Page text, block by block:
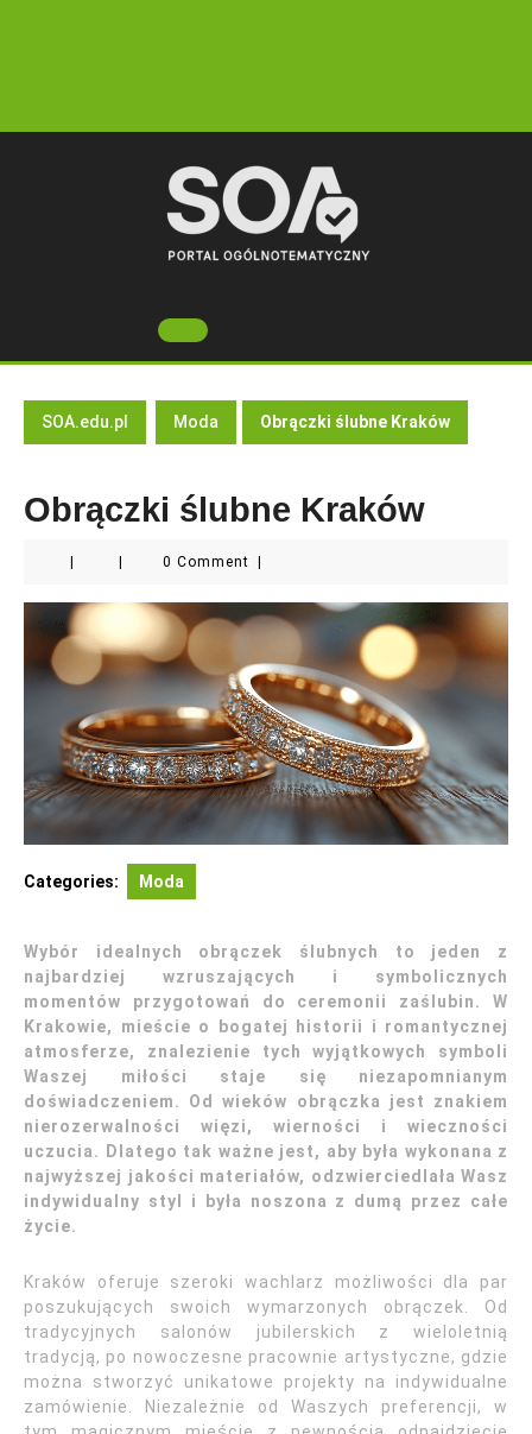
Open
Button
SOA.edu.pl Moda Obrączki ślubne Kraków
Obrączki ślubne Kraków
0 Comment
Categories: Moda
Wybór idealnych obrączek ślubnych to jeden z
najbardziej wzruszających i symbolicznych
momentów przygotowań do ceremonii zaślubin. W
Krakowie, mieście o bogatej historii i romantycznej
atmosferze, znalezienie tych wyjątkowych symboli
Waszej miłości staje się niezapomnianym
doświadczeniem. Od wieków obrączka jest znakiem
nierozerwalności więzi, wierności i wieczności
uczucia. Dlatego tak ważne jest, aby była wykonana z
najwyższej jakości materiałów, odzwierciedlała Wasz
indywidualny styl i była noszona z dumą przez całe
życie.
Kraków oferuje szeroki wachlarz możliwości dla par
poszukujących swoich wymarzonych obrączek. Od
tradycyjnych salonów jubilerskich z wieloletnią
tradycją, po nowoczesne pracownie artystyczne, gdzie
można stworzyć unikatowe projekty na indywidualne
zamówienie. Niezależnie od Waszych preferencji, w